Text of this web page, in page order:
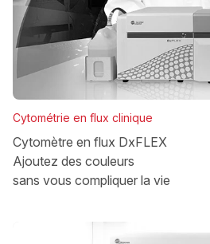
Cytométrie en flux clinique
Cytomètre en flux DxFLEX
Ajoutez des couleurs
sans vous compliquer la vie